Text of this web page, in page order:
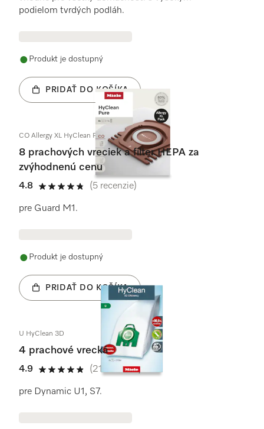
podielom tvrdých podláh.
Produkt je dostupný
PRIDAŤ DO KOŠÍKA
CO Allergy XL HyClean Pure
8 prachových vreciek a filter HEPA za
zvýhodnenú cenu
4.8
4.8 / 5
(5 recenzie)
pre Guard M1.
Produkt je dostupný
PRIDAŤ DO KOŠÍKA
U HyClean 3D
4 prachové vrecká
4.9
4.9 / 5
(21 recenzie)
pre Dynamic U1, S7.